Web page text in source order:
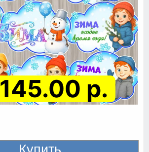
145.00 р.